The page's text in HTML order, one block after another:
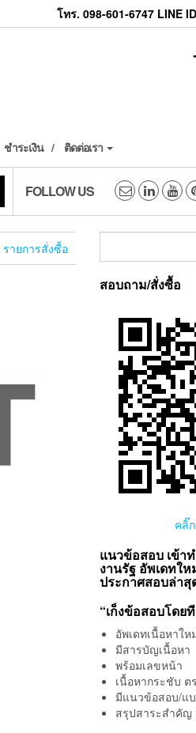
โทร. 098-601-6747 LINE
ชำระเงิน ติดต่อเรา
FOLLOW US
รายการสั่งซื้อ
สอบถาม/สั่งซื้อ
คลิ๊
แนวข้อสอบ เข้า
งานรัฐ อัพเดทใ
ประกาศสอบล่าสุ
“เก็งข้อสอบโดย
อัพเดทเนื้อหาใ
มีสารบัญเนื้อหา
พร้อมเลขหน้า
เนื้อหากระชับ ต
มีแนวข้อสอบ/แ
สรุปสาระสำคั